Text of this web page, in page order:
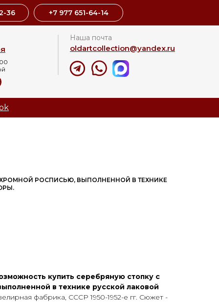
Наша почта
oldartcollection@yandex.ru
+7 977 651-64-14
36
РОСПИСЬЮ, ВЫПОЛНЕННОЙ В ТЕХНИКЕ
купить серебряную стопку с
в технике русской лаковой
фабрика, СССР 1950-1952-е гг. Сюжет -